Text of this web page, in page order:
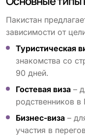
Пакистан
зависимости от
Туристическая
знакомства со
90 дней.
Гостевая виза –
родственников в
Бизнес-виза –
участия в